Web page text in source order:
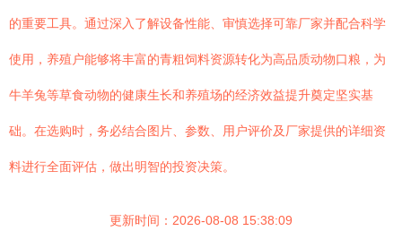
的重要工具。通过深入了解设备性能、审慎选择可靠厂家并配合科学
使用，养殖户能够将丰富的青粗饲料资源转化为高品质动物口粮，为
牛羊兔等草食动物的健康生长和养殖场的经济效益提升奠定坚实基
础。在选购时，务必结合图片、参数、用户评价及厂家提供的详细资
料进行全面评估，做出明智的投资决策。
更新时间：2026-08-08 15:38:09